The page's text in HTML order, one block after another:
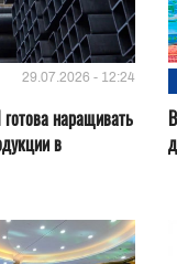
29.07.2026 - 12:24
наращивать
в